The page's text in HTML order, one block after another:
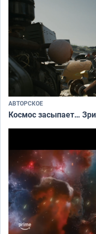
АВТОРСКОЕ
Космос засыпает…